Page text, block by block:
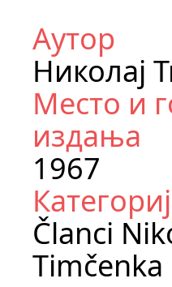
Аутор
Николај
Место и
издања
1967
Članci
Timčenka